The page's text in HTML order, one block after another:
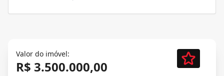
Valor do imóvel:
R$ 3.500.000,00